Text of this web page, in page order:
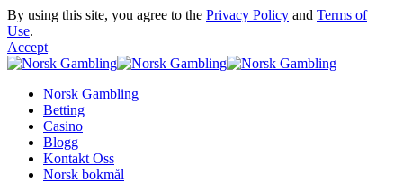
By using this site, you agree to the Privacy Policy and Terms of
Use.
Accept
Norsk Gambling
Betting
Casino
Blogg
Kontakt Oss
Norsk bokmål